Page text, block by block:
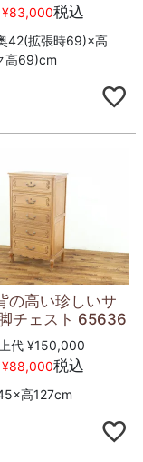
¥83,000税込
42(拡張時69)×高
高69)cm
の高い珍しいサ
チェスト 65636
代 ¥150,000
¥88,000税込
高127cm